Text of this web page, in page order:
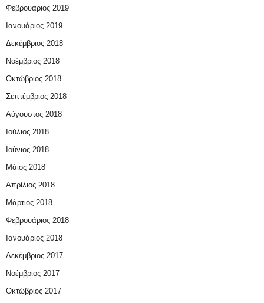
Φεβρουάριος 2019
Ιανουάριος 2019
Δεκέμβριος 2018
Νοέμβριος 2018
Οκτώβριος 2018
Σεπτέμβριος 2018
Αύγουστος 2018
Ιούλιος 2018
Ιούνιος 2018
Μάιος 2018
Απρίλιος 2018
Μάρτιος 2018
Φεβρουάριος 2018
Ιανουάριος 2018
Δεκέμβριος 2017
Νοέμβριος 2017
Οκτώβριος 2017